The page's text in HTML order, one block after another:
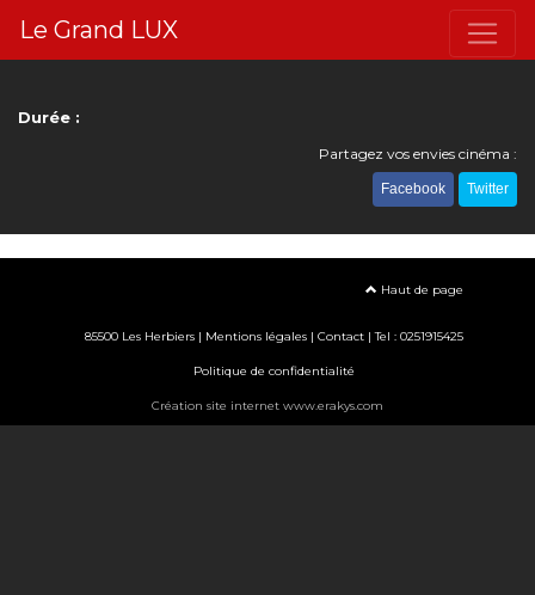
Le Grand LUX
Durée :
Partagez vos envies cinéma :
Facebook Twitter
Haut de page
85500 Les Herbiers | Mentions légales| Contact| Tel : 0251915425
Politique de confidentialité
Création site internet www.erakys.com